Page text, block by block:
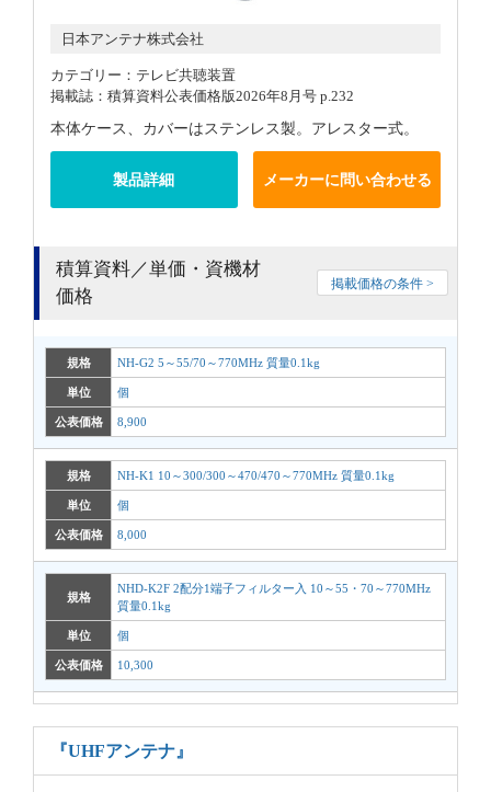
日本アンテナ株式会社
カテゴリー：テレビ共聴装置
掲載誌：積算資料公表価格版2026年8月号 p.232
本体ケース、カバーはステンレス製。アレスター式。
製品詳細 メーカーに問い合わせる
積算資料／単価・資機材
価格
掲載価格の条件 >
規格 NH-G2 5～55/70～770MHz 質量0.1kg
単位 個
公表価格 8,900
規格 NH-K1 10～300/300～470/470～770MHz 質量0.1kg
単位 個
公表価格 8,000
規格
NHD-K2F 2配分1端子フィルター入 10～55・70～770MHz
質量0.1kg
単位 個
公表価格 10,300
『UHFアンテナ』